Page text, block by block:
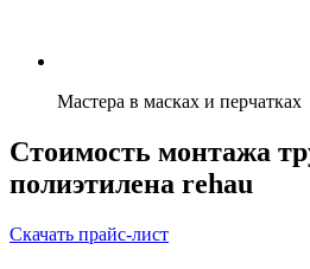
Мастера в масках и перчатках
Стоимость монтажа
полиэтилена rehau
Скачать прайс-лист